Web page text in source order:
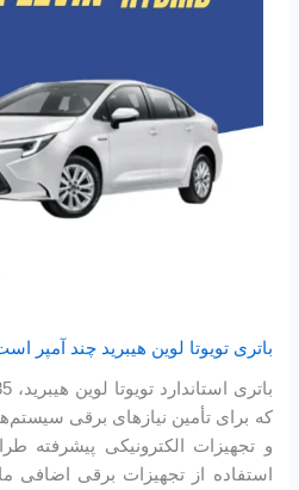
باتری تویوتا لوین هیبرید چند آمپر
که برای تأمین نیازهای برقی
و تجهیزات الکترونیکی
استفاده از تجهیزات برقی اضافی